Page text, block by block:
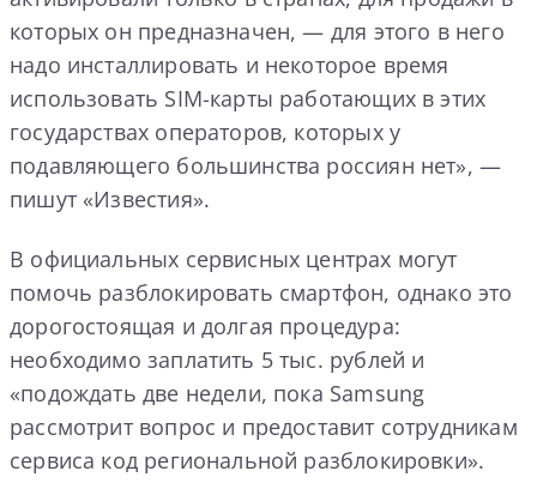
которых он предназначен, — для этого в него
надо инсталлировать и некоторое время
использовать SIM-карты работающих в этих
государствах операторов, которых у
подавляющего большинства россиян нет», —
пишут «Известия».
В официальных сервисных центрах могут
помочь разблокировать смартфон, однако это
дорогостоящая и долгая процедура:
необходимо заплатить 5 тыс. рублей и
«подождать две недели, пока Samsung
рассмотрит вопрос и предоставит сотрудникам
сервиса код региональной разблокировки».